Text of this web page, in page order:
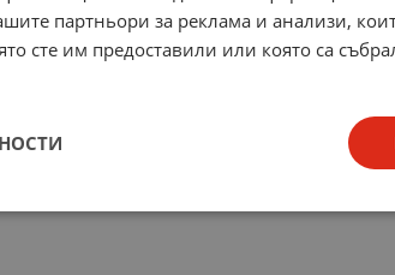
партньори за реклама и анализи,
сте им предоставили или която са